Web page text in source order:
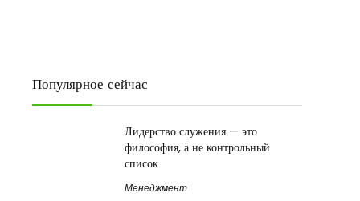
Популярное сейчас
Лидерство служения — это
философия, а не контрольный
список
Менеджмент